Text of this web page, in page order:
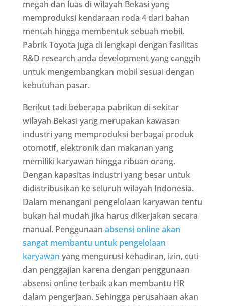
megah dan luas di wilayah Bekasi yang
memproduksi kendaraan roda 4 dari bahan
mentah hingga membentuk sebuah mobil.
Pabrik Toyota juga di lengkapi dengan fasilitas
R&D research anda development yang canggih
untuk mengembangkan mobil sesuai dengan
kebutuhan pasar.
Berikut tadi beberapa pabrikan di sekitar
wilayah Bekasi yang merupakan kawasan
industri yang memproduksi berbagai produk
otomotif, elektronik dan makanan yang
memiliki karyawan hingga ribuan orang.
Dengan kapasitas industri yang besar untuk
didistribusikan ke seluruh wilayah Indonesia.
Dalam menangani pengelolaan karyawan tentu
bukan hal mudah jika harus dikerjakan secara
manual. Penggunaan absensi online akan
sangat membantu untuk pengelolaan
karyawan yang mengurusi kehadiran, izin, cuti
dan penggajian karena dengan penggunaan
absensi online terbaik akan membantu HR
dalam pengerjaan. Sehingga perusahaan akan